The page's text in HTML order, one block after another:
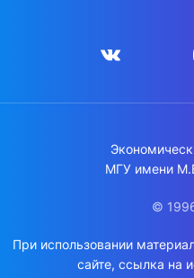
МГУ имени
©
При использовании
сайте, ссылка на